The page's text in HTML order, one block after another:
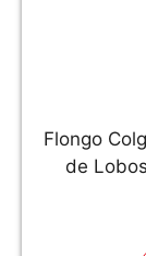
Flongo
de